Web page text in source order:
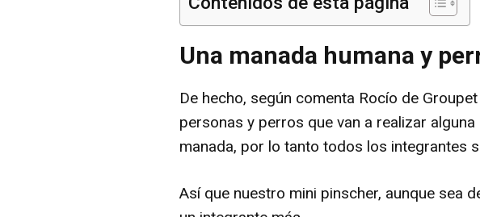
Una manada humana y
De hecho, según comenta Rocío de
personas y perros que van a realizar
manada, por lo tanto todos los integrantes
Así que nuestro mini pinscher, aunque sea